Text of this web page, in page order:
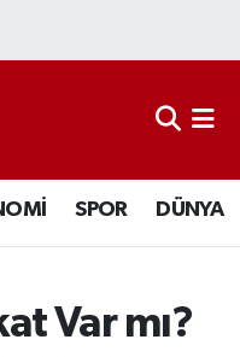
SPOR DÜNYA
Var mı?
Fikstür